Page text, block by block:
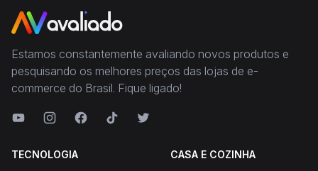
Estamos constantemente avaliando novos produtos e
pesquisando os melhores preços das lojas de e-
commerce do Brasil. Fique ligado!
TECNOLOGIA CASA E COZINHA